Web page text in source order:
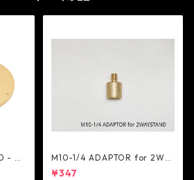
- be
M10-1/4 ADAPTOR for 2WA
Y STAND - 5050WORKSHOP
¥347